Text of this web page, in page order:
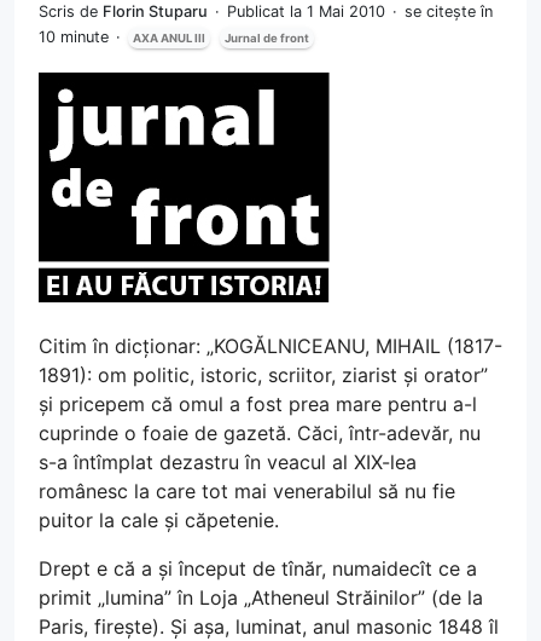
Scris de Florin Stuparu Publicat la 1 Mai 2010
se citește în
10 minute
AXA ANUL III Jurnal de front
Citim în dicționar: „KOGĂLNICEANU, MIHAIL (1817-
1891): om politic, istoric, scriitor, ziarist și orator”
și pricepem că omul a fost prea mare pentru a-l
cuprinde o foaie de gazetă. Căci, într-adevăr, nu
s-a întîmplat dezastru în veacul al XIX-lea
românesc la care tot mai venerabilul să nu fie
puitor la cale și căpetenie.
Drept e că a și început de tînăr, numaidecît ce a
primit „lumina” în Loja „Atheneul Străinilor” (de la
Paris, firește). Și așa, luminat, anul masonic 1848 îl